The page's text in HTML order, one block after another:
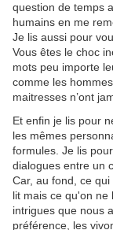
question de temps
humains en me
Je lis aussi pour
Vous êtes le choc
mots peu importe
comme les
maitresses n’ont
Et enfin je lis pour
les mêmes
formules. Je lis
dialogues entre un
Car, au fond, ce
lit mais ce qu'on ne
intrigues que nous
préférence, les